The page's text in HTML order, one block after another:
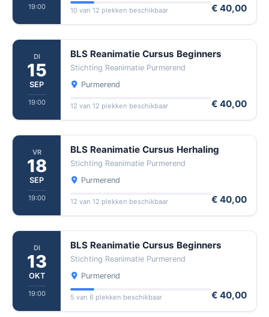
19:00 10 van 12 plekken beschikbaar € 40,00
DI
15
SEP
19:00
BLS Reanimatie Cursus Beginners
Stichting Reanimatie Purmerend
Purmerend
12 van 12 plekken beschikbaar € 40,00
VR
18
SEP
19:00
BLS Reanimatie Cursus Herhaling
Stichting Reanimatie Purmerend
Purmerend
12 van 12 plekken beschikbaar € 40,00
DI
13
OKT
19:00
BLS Reanimatie Cursus Beginners
Stichting Reanimatie Purmerend
Purmerend
5 van 6 plekken beschikbaar € 40,00